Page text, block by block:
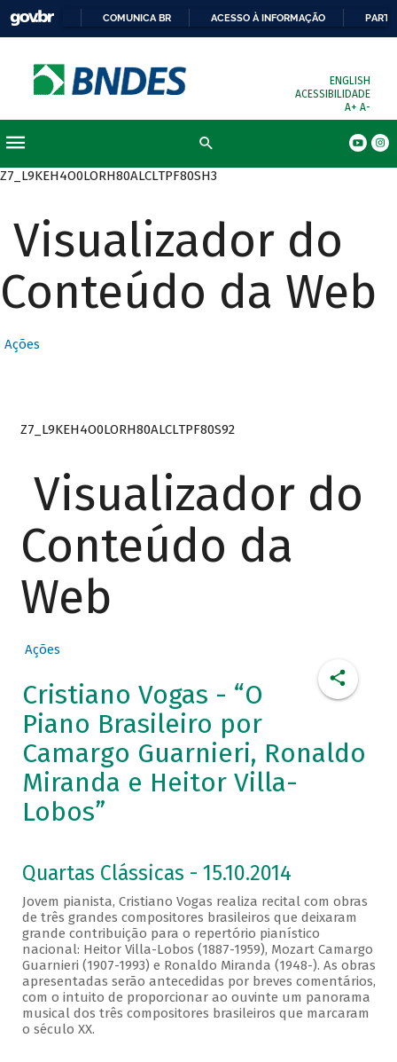
COMUNICA BR ACESSO À INFORMAÇÃO
ENGLISH
ACESSIBILIDADE
A+ A-
Z7_L9KEH4O0LORH80ALCLTPF80SH3
Visualizador do
Conteúdo da Web
Ações
Z7_L9KEH4O0LORH80ALCLTPF80S92
Visualizador do
Conteúdo da
Web
Ações
Cristiano Vogas - “O
Piano Brasileiro por
Camargo Guarnieri, Ronaldo
Miranda e Heitor Villa-
Lobos”
Quartas Clássicas - 15.10.2014
Jovem pianista, Cristiano Vogas realiza recital com obras
de três grandes compositores brasileiros que deixaram
grande contribuição para o repertório pianístico
nacional: Heitor Villa-Lobos (1887-1959), Mozart Camargo
Guarnieri (1907-1993) e Ronaldo Miranda (1948-). As obras
apresentadas serão antecedidas por breves comentários,
com o intuito de proporcionar ao ouvinte um panorama
musical dos três compositores brasileiros que marcaram
o século XX.